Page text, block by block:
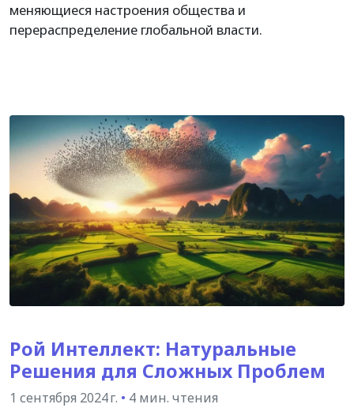
меняющиеся настроения общества и
перераспределение глобальной власти.
Рой Интеллект: Натуральные
Решения для Сложных Проблем
1 сентября 2024 г. • 4 мин. чтения